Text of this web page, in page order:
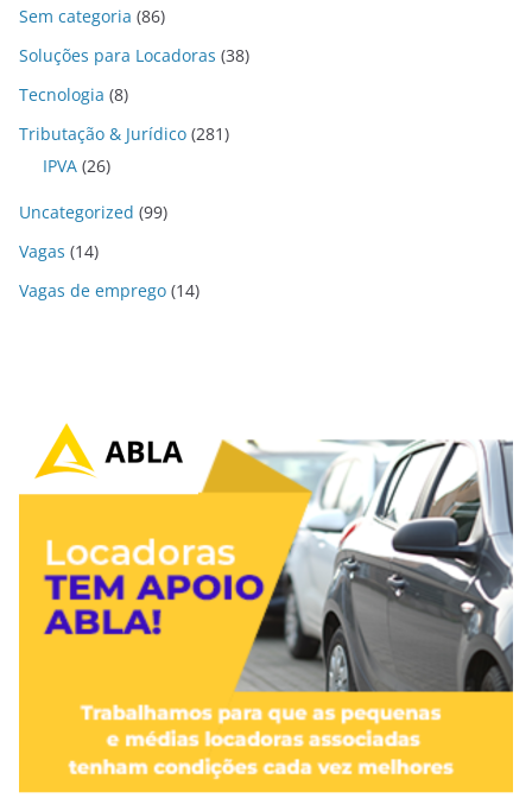
Sem categoria (86)
Soluções para Locadoras (38)
Tecnologia (8)
Tributação & Jurídico (281)
IPVA (26)
Uncategorized (99)
Vagas (14)
Vagas de emprego (14)